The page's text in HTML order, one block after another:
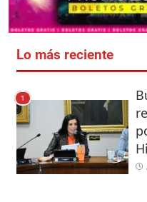
Lo más reciente
1